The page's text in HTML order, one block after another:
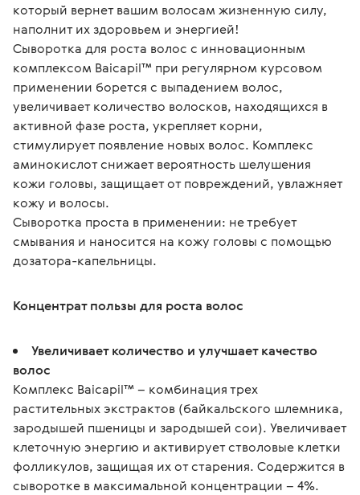
который вернет вашим волосам жизненную силу,
наполнит их здоровьем и энергией!
Сыворотка для роста волос с инновационным
комплексом Baicapil™ при регулярном курсовом
применении борется с выпадением волос,
увеличивает количество волосков, находящихся в
активной фазе роста, укрепляет корни,
стимулирует появление новых волос. Комплекс
аминокислот снижает вероятность шелушения
кожи головы, защищает от повреждений, увлажняет
кожу и волосы.
Сыворотка проста в применении: не требует
смывания и наносится на кожу головы с помощью
дозатора-капельницы.
Концентрат пользы для роста волос
Увеличивает количество и улучшает качество
волос
Комплекс Baicapil™ – комбинация трех
растительных экстрактов (байкальского шлемника,
зародышей пшеницы и зародышей сои). Увеличивает
клеточную энергию и активирует стволовые клетки
фолликулов, защищая их от старения. Содержится в
сыворотке в максимальной концентрации – 4%.